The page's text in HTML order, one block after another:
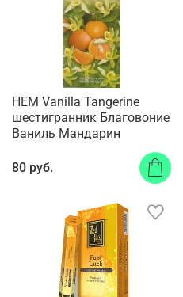
HEM Vanilla Tangerine
шестигранник Благовоние
Ваниль Мандарин
80 руб.